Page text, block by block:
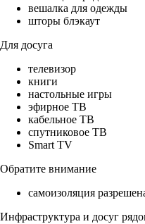
вешалка для одежды
шторы блэкаут
Для досуга
телевизор
книги
настольные игры
эфирное ТВ
кабельное ТВ
спутниковое ТВ
Smart TV
Обратите внимание
самоизоляция
Инфраструктура и досуг